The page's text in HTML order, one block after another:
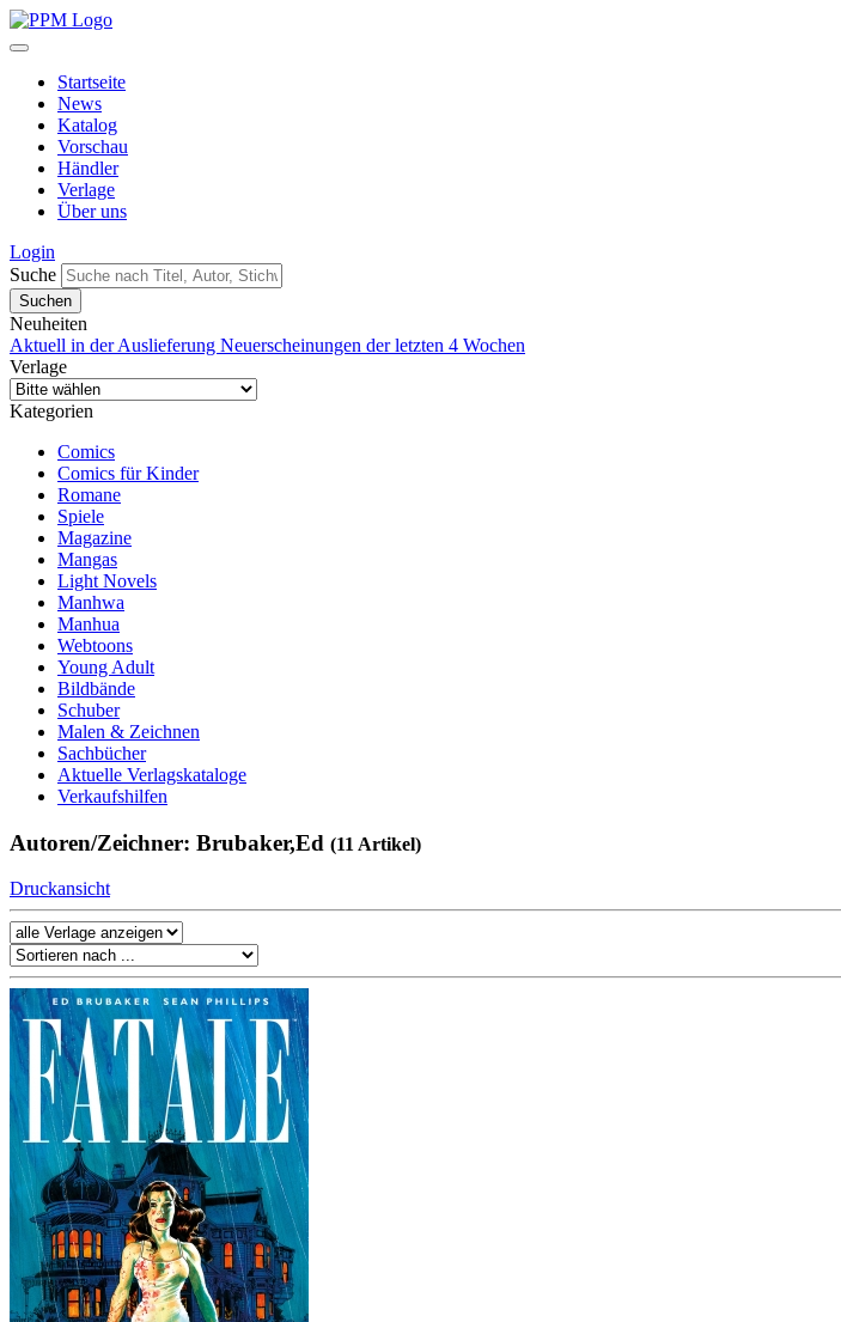
Startseite
News
Katalog
Vorschau
Händler
Verlage
Über uns
Login
Suche
Neuheiten
Aktuell in der Auslieferung Neuerscheinungen der letzten 4 Wochen
Verlage
Kategorien
Comics
Comics für Kinder
Romane
Spiele
Magazine
Mangas
Light Novels
Manhwa
Manhua
Webtoons
Young Adult
Bildbände
Schuber
Malen & Zeichnen
Sachbücher
Aktuelle Verlagskataloge
Verkaufshilfen
Autoren/Zeichner: Brubaker,Ed (11 Artikel)
Druckansicht